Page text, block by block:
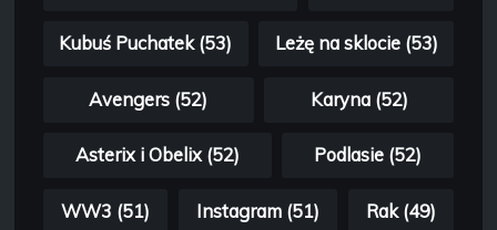
Kubuś Puchatek (53) Leżę na sklocie (53)
Avengers (52) Karyna (52)
Asterix i Obelix (52) Podlasie (52)
WW3 (51) Instagram (51) Rak (49)